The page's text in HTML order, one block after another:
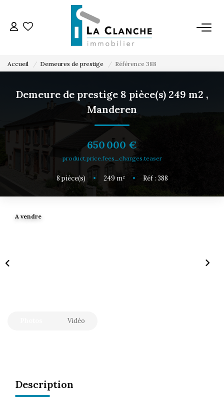
L'AGENCE
VENTE
LOCATION
ESTIMATION
SERVICE LOCATION
Accueil Demeures de prestige Référence 388
Demeure de prestige 8 pièce(s) 249 m2 ,
Manderen
650 000 €
product.price.fees_charges.teaser
8pièce(s) • 249 m² • Réf : 388
A vendre
Vidéo
Description